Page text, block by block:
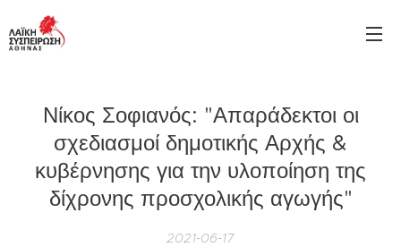
Νίκος Σοφιανός: "Απαράδεκτοι οι
σχεδιασμοί δημοτικής Αρχής &
κυβέρνησης για την υλοποίηση της
δίχρονης προσχολικής αγωγής"
2021-06-17